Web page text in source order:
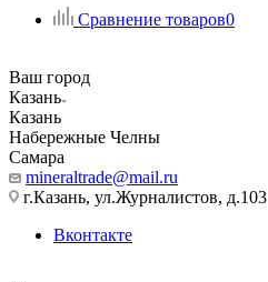
Сравнение товаров0
Ваш город
Казань
Казань
Набережные Челны
Самара
mineraltrade@mail.ru
г.Казань, ул.Журналистов, д.103
Вконтакте